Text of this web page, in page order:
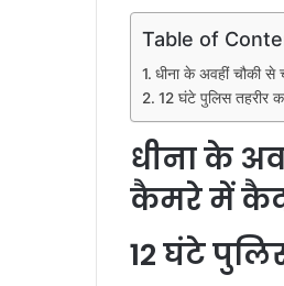
Table of
धीना के अवहीं चौकी से
12 घंटे पुलिस तहरीर
धीना के
कैमरे में कैद
12 घंटे